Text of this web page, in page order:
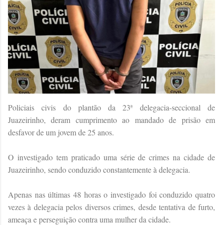
Policiais civis do plantão da 23ª delegacia-seccional de
Juazeirinho, deram cumprimento ao mandado de prisão em
desfavor de um jovem de 25 anos.
O investigado tem praticado uma série de crimes na cidade de
Juazeirinho, sendo conduzido constantemente à delegacia.
Apenas nas últimas 48 horas o investigado foi conduzido quatro
vezes à delegacia pelos diversos crimes, desde tentativa de furto,
ameaça e perseguição contra uma mulher da cidade.